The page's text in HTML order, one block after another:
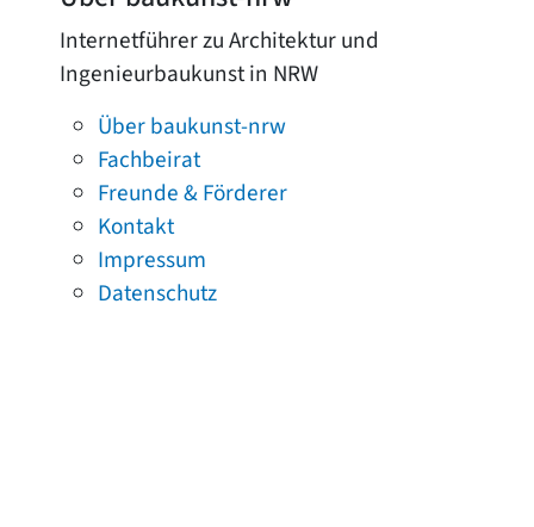
Internetführer zu Architektur und
Ingenieurbaukunst in NRW
Über baukunst-nrw
Fachbeirat
Freunde & Förderer
Kontakt
Impressum
Datenschutz